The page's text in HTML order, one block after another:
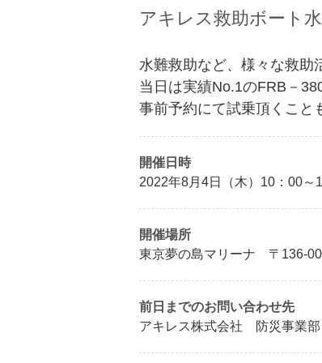
アキレス救助ボート
水難救助など、様々な救助
当日は実績No.1のFRB－
事前予約にて試乗頂くこと
開催日時
2022年8月4日（木）10：00
開催場所
東京夢の島マリーナ 〒136-
前日までのお問い合わせ先
アキレス株式会社 防災事業